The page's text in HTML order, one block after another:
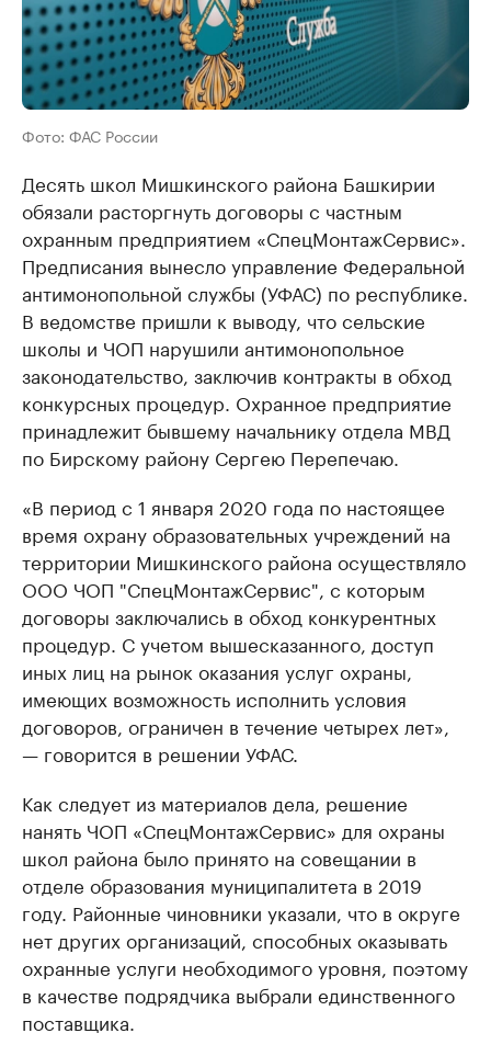
Фото: ФАС России
Десять школ Мишкинского района Башкирии
обязали расторгнуть договоры с частным
охранным предприятием «СпецМонтажСервис».
Предписания вынесло управление Федеральной
антимонопольной службы (УФАС) по республике.
В ведомстве пришли к выводу, что сельские
школы и ЧОП нарушили антимонопольное
законодательство, заключив контракты в обход
конкурсных процедур. Охранное предприятие
принадлежит бывшему начальнику отдела МВД
по Бирскому району Сергею Перепечаю.
«В период с 1 января 2020 года по настоящее
время охрану образовательных учреждений на
территории Мишкинского района осуществляло
ООО ЧОП "СпецМонтажСервис", с которым
договоры заключались в обход конкурентных
процедур. С учетом вышесказанного, доступ
иных лиц на рынок оказания услуг охраны,
имеющих возможность исполнить условия
договоров, ограничен в течение четырех лет»,
— говорится в решении УФАС.
Как следует из материалов дела, решение
нанять ЧОП «СпецМонтажСервис» для охраны
школ района было принято на совещании в
отделе образования муниципалитета в 2019
году. Районные чиновники указали, что в округе
нет других организаций, способных оказывать
охранные услуги необходимого уровня, поэтому
в качестве подрядчика выбрали единственного
поставщика.